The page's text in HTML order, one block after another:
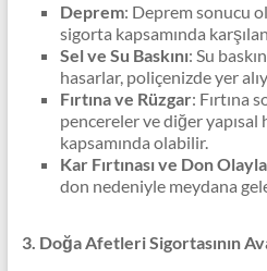
Deprem: Deprem sonucu
sigorta kapsamında
Sel ve Su Baskını: Su
hasarlar, poliçenizde yer
Fırtına ve Rüzgar: Fırtına
pencereler ve diğer yapısal
kapsamında olabilir.
Kar Fırtınası ve Don
don nedeniyle meydana
3. Doğa Afetleri Sigortasının